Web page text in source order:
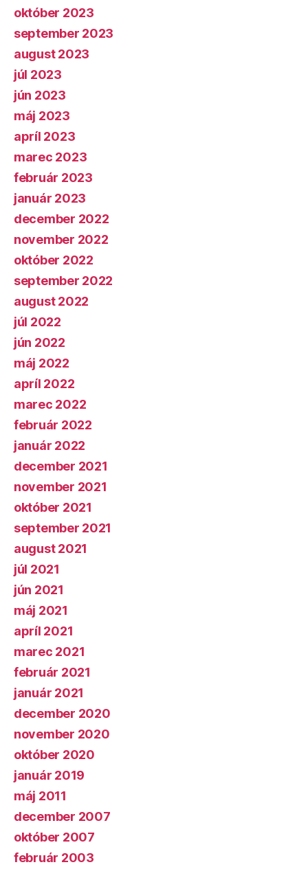
október 2023
september 2023
august 2023
júl 2023
jún 2023
máj 2023
apríl 2023
marec 2023
február 2023
január 2023
december 2022
november 2022
október 2022
september 2022
august 2022
júl 2022
jún 2022
máj 2022
apríl 2022
marec 2022
február 2022
január 2022
december 2021
november 2021
október 2021
september 2021
august 2021
júl 2021
jún 2021
máj 2021
apríl 2021
marec 2021
február 2021
január 2021
december 2020
november 2020
október 2020
január 2019
máj 2011
december 2007
október 2007
február 2003